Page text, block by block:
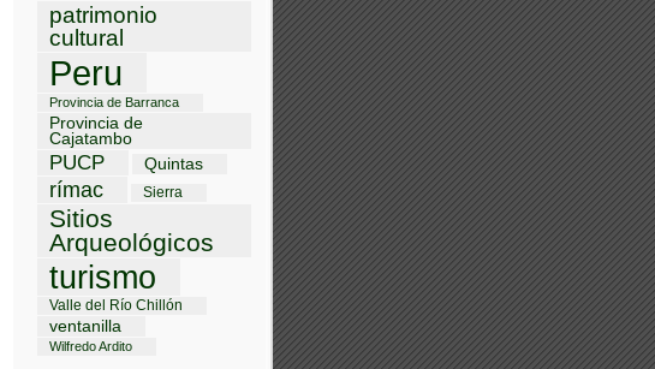
patrimonio
cultural
Peru
Provincia de Barranca
Provincia de
Cajatambo
PUCP Quintas
rímac Sierra
Sitios
Arqueológicos
turismo
Valle del Río Chillón
ventanilla
Wilfredo Ardito